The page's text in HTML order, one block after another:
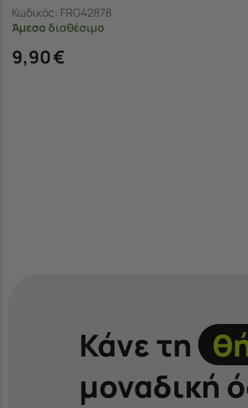
Κωδικός: FRG42878
Άμεσα διαθέσιμο
9,90€
Κάνε τη
μοναδική